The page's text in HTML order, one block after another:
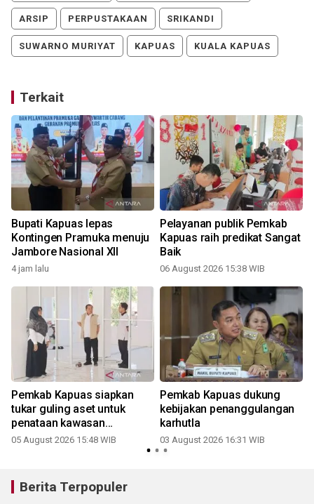
ARSIP PERPUSTAKAAN SRIKANDI
SUWARNO MURIYAT KAPUAS KUALA KAPUAS
Terkait
Bupati Kapuas lepas
Kontingen Pramuka menuju
Jambore Nasional XII
4 jam lalu
Pelayanan publik Pemkab
Kapuas raih predikat Sangat
Baik
06 August 2026 15:38 WIB
Pemkab Kapuas siapkan
tukar guling aset untuk
penataan kawasan
perkantoran
05 August 2026 15:48 WIB
Pemkab Kapuas dukung
kebijakan penanggulangan
karhutla
03 August 2026 16:31 WIB
Berita Terpopuler